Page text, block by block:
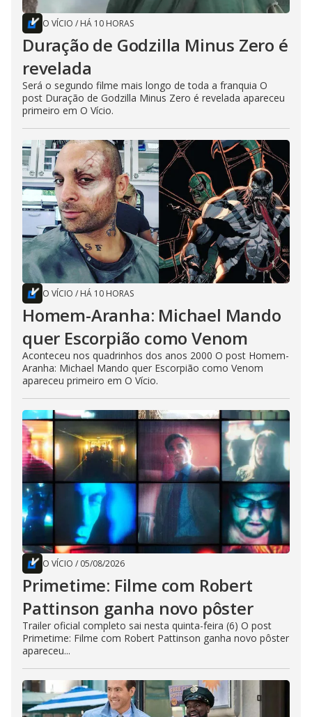
O VÍCIO / HÁ 10 HORAS
Duração de Godzilla Minus Zero é
revelada
Será o segundo filme mais longo de toda a franquia O
post Duração de Godzilla Minus Zero é revelada apareceu
primeiro em O Vício.
O VÍCIO / HÁ 10 HORAS
Homem-Aranha: Michael Mando
quer Escorpião como Venom
Aconteceu nos quadrinhos dos anos 2000 O post Homem-
Aranha: Michael Mando quer Escorpião como Venom
apareceu primeiro em O Vício.
O VÍCIO / 05/08/2026
Primetime: Filme com Robert
Pattinson ganha novo pôster
Trailer oficial completo sai nesta quinta-feira (6) O post
Primetime: Filme com Robert Pattinson ganha novo pôster
apareceu...